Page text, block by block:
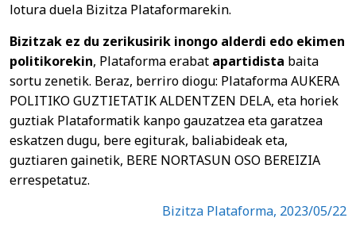
lotura duela Bizitza Plataformarekin.
Bizitzak ez du zerikusirik inongo alderdi edo ekimen
politikorekin, Plataforma erabat apartidista baita
sortu zenetik. Beraz, berriro diogu: Plataforma AUKERA
POLITIKO GUZTIETATIK ALDENTZEN DELA, eta horiek
guztiak Plataformatik kanpo gauzatzea eta garatzea
eskatzen dugu, bere egiturak, baliabideak eta,
guztiaren gainetik, BERE NORTASUN OSO BEREIZIA
errespetatuz.
Bizitza Plataforma, 2023/05/22